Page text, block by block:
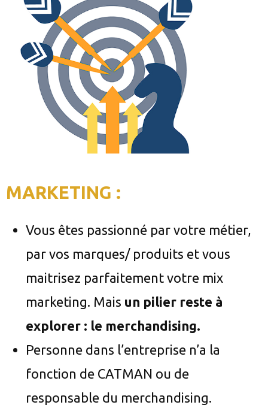
MARKETING :
Vous êtes passionné par votre métier,
par vos marques/ produits et vous
maitrisez parfaitement votre mix
marketing. Mais un pilier reste à
explorer : le merchandising.
Personne dans l’entreprise n’a la
fonction de CATMAN ou de
responsable du merchandising.